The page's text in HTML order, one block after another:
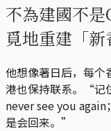
不為建國不
覓地重建「新
他想像著日后，每
港也保持联系。“记
never see you
是会回来。”